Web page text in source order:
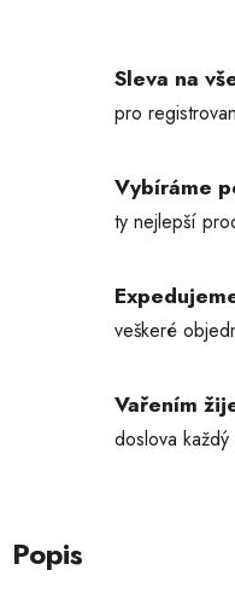
Sleva na
pro
Vybíráme
ty nejlepší
veškeré
Vařením
doslova každý
Popis